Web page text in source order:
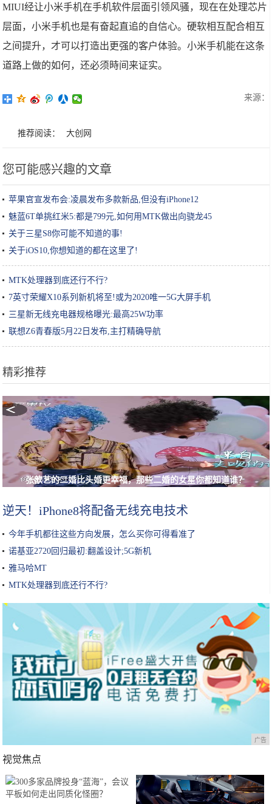
MIUI经让小米手机在手机软件层面引领风骚，现在在处理芯片
层面，小米手机也是有奋起直追的自信心。硬软相互配合相互
之间提升，才可以打造出更强的客户体验。小米手机能在这条
道路上做的如何，还必须時间来证实。
来源：
推荐阅读： 大创网
您可能感兴趣的文章
苹果官宣发布会:凌晨发布多款新品,但没有iPhone12
魅蓝6T单挑红米5:都是799元,如何用MTK做出向骁龙45
关于三星S8你可能不知道的事!
关于iOS10,你想知道的都在这里了!
MTK处理器到底还行不行?
7英寸荣耀X10系列新机将至!或为2020唯一5G大屏手机
三星新无线充电器规格曝光:最高25W功率
联想Z6青春版5月22日发布,主打精确导航
精彩推荐
张歆艺的二婚比头婚更幸福，那些二婚的女星你都知道谁？
逆天！iPhone8将配备无线充电技术
今年手机都往这些方向发展，怎么买你可得看准了
诺基亚2720回归最初:翻盖设计;5G新机
雅马哈MT
MTK处理器到底还行不行?
广告
视觉焦点